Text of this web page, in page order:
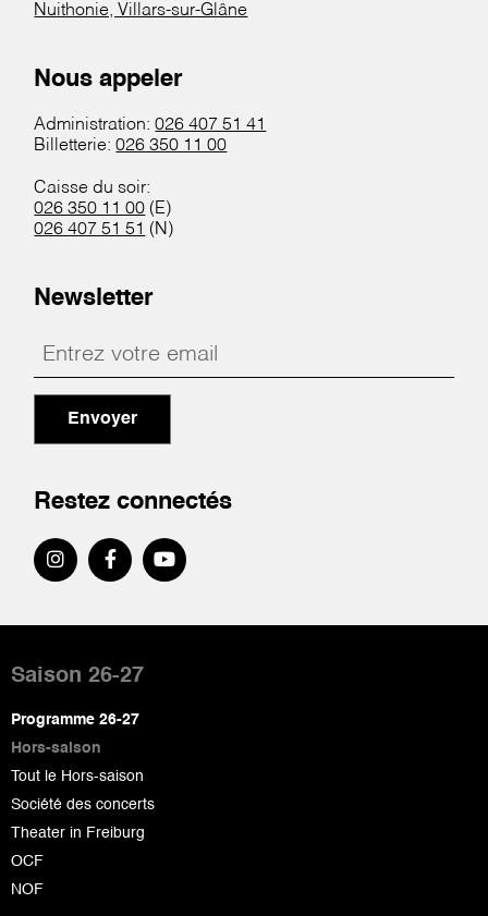
Nuithonie, Villars-sur-Glâne
Nous appeler
Administration:026 407 51 41
Billetterie:026 350 11 00
Caisse du soir:
026 350 11 00 (E)
026 407 51 51 (N)
Newsletter
Envoyer
Restez connectés
de
page
Saison 26-27
Programme 26-27
Hors-saison
Tout le Hors-saison
Société des concerts
Theater in Freiburg
OCF
NOF